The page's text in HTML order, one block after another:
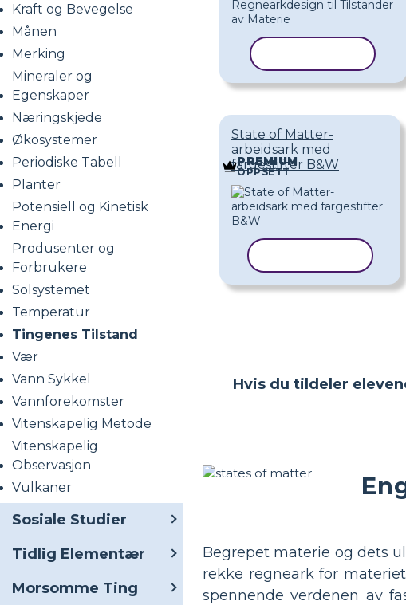
Kraft og Bevegelse
Månen
Merking
Mineraler og
Egenskaper
Næringskjede
Økosystemer
Periodiske Tabell
Planter
Potensiell og Kinetisk
Energi
Produsenter og
Forbrukere
Solsystemet
Temperatur
Tingenes Tilstand
Vær
Vann Sykkel
Vannforekomster
Vitenskapelig Metode
Vitenskapelig
Observasjon
Vulkaner
Sosiale Studier
Tidlig Elementær
Morsomme Ting
State of Matter-
arbeidsark med
fargestifter B&W
PREMIUM
OPPSETT
Hvis du tildeler
Begrepet materie og dets
rekke regneark for
spennende verdenen av